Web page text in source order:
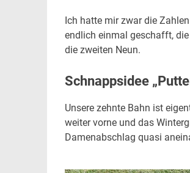
Ich hatte mir zwar die
endlich einmal geschafft,
die zweiten Neun.
Schnappsidee
Unsere zehnte Bahn ist
weiter vorne und das
Damenabschlag quasi